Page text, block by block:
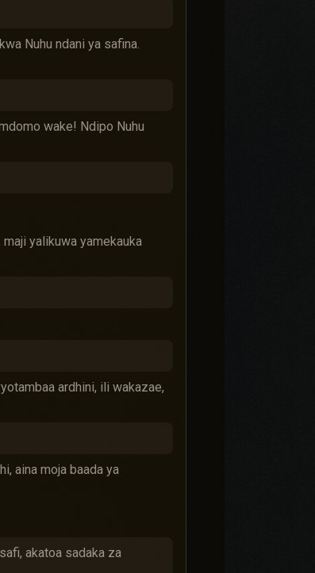
Nuhu ndani ya safina.
wake! Ndipo Nuhu
yalikuwa yamekauka
ardhini, ili wakazae,
aina moja baada ya
akatoa sadaka za